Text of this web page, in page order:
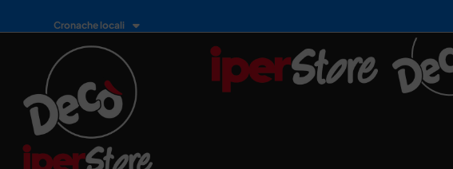
Cronache locali